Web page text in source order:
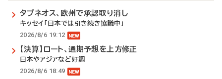
タブネオス、欧州で承認取り消し
キッセイ「日本では引き続き協議中」
2026/8/6 19:12
【決算】ロート、通期予想を上方修正
日本やアジアなど好調
2026/8/6 18:49